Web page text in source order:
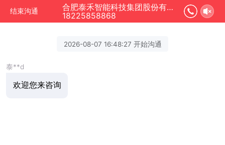
结束沟通
合肥泰禾智能科技集团股份有限公司 正在为您服务
18225858868
2026-08-07 16:48:27 开始沟通
泰**d
欢迎您来咨询